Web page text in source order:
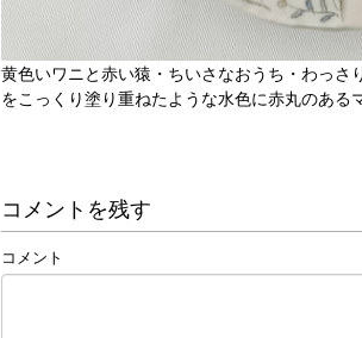
黄色いワニと赤い猿・ちいさなおうち・わっ
をこっくり塗り重ねたような水色に赤丸のある
コメントを残す
コメント